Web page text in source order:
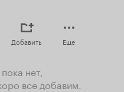
Добавить Еще
нет,
все добавим.